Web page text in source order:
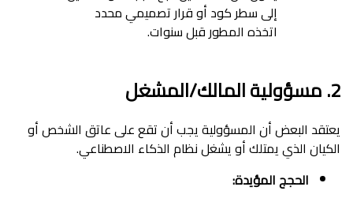
إلى سطر كود أو قرار تصميمي محدد
اتخذه المطور قبل سنوات.
2. مسؤولية المالك/المشغل
يعتقد البعض أن المسؤولية يجب أن تقع على عاتق الشخص أو
الكيان الذي يمتلك أو يشغل نظام الذكاء الاصطناعي.
الحجج المؤيدة: